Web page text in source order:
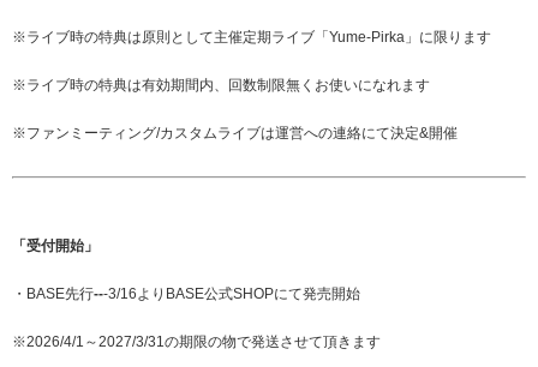
※ライブ時の特典は原則として主催定期ライブ「Yume-Pirka」に限ります
※ライブ時の特典は有効期間内、回数制限無くお使いになれます
※ファンミーティング/カスタムライブは運営への連絡にて決定&開催
「受付開始」
・BASE先行---3/16よりBASE公式SHOPにて発売開始
※2026/4/1～2027/3/31の期限の物で発送させて頂きます